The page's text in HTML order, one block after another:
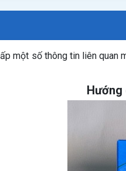
một số thông tin liên quan
Hướng